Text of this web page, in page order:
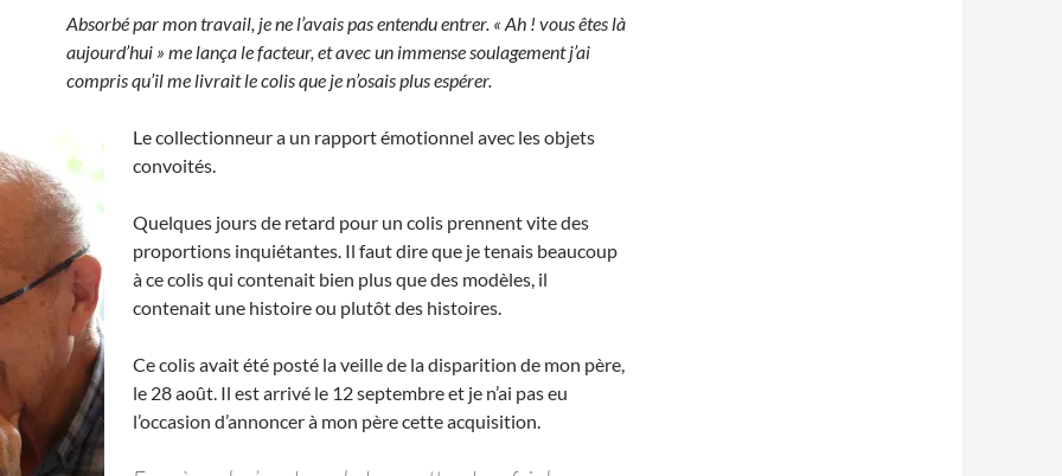
Absorbé par mon travail, je ne l’avais pas entendu entrer. « Ah ! vous êtes là
aujourd’hui » me lança le facteur, et avec un immense soulagement j’ai
compris qu’il me livrait le colis que je n’osais plus espérer.
Le collectionneur a un rapport émotionnel avec les objets
convoités.
Quelques jours de retard pour un colis prennent vite des
proportions inquiétantes. Il faut dire que je tenais beaucoup
à ce colis qui contenait bien plus que des modèles, il
contenait une histoire ou plutôt des histoires.
Ce colis avait été posté la veille de la disparition de mon père,
le 28 août. Il est arrivé le 12 septembre et je n’ai pas eu
l’occasion d’annoncer à mon père cette acquisition.